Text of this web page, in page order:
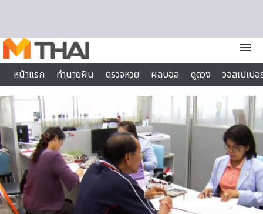
menu
หน้าแรก
ทำนายฝัน ตรวจหวย ผลบอล ดูดวง
วอลเปเป
ไลฟ์สไตล์